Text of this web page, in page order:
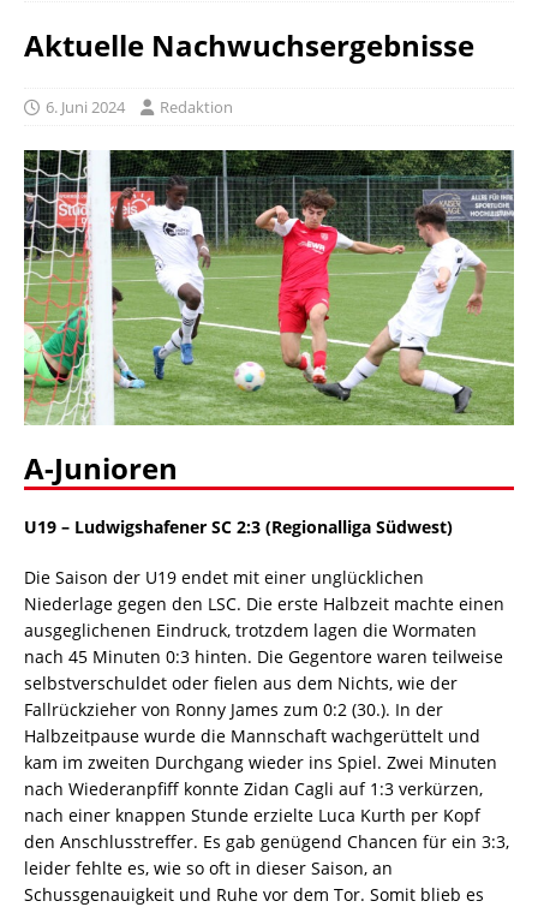
Aktuelle Nachwuchsergebnisse
6. Juni 2024 Redaktion
A-Junioren
U19 – Ludwigshafener SC 2:3 (Regionalliga Südwest)
Die Saison der U19 endet mit einer unglücklichen
Niederlage gegen den LSC. Die erste Halbzeit machte einen
ausgeglichenen Eindruck, trotzdem lagen die Wormaten
nach 45 Minuten 0:3 hinten. Die Gegentore waren teilweise
selbstverschuldet oder fielen aus dem Nichts, wie der
Fallrückzieher von Ronny James zum 0:2 (30.). In der
Halbzeitpause wurde die Mannschaft wachgerüttelt und
kam im zweiten Durchgang wieder ins Spiel. Zwei Minuten
nach Wiederanpfiff konnte Zidan Cagli auf 1:3 verkürzen,
nach einer knappen Stunde erzielte Luca Kurth per Kopf
den Anschlusstreffer. Es gab genügend Chancen für ein 3:3,
leider fehlte es, wie so oft in dieser Saison, an
Schussgenauigkeit und Ruhe vor dem Tor. Somit blieb es